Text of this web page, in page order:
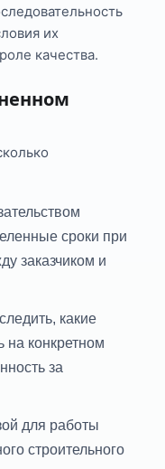
их
качества.
сроки при
заказчиком и
какие
на конкретном
за
для работы
строительного